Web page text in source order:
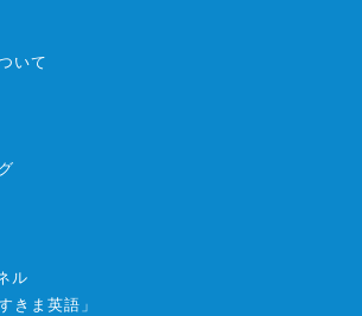
いて
ル
きま英語」